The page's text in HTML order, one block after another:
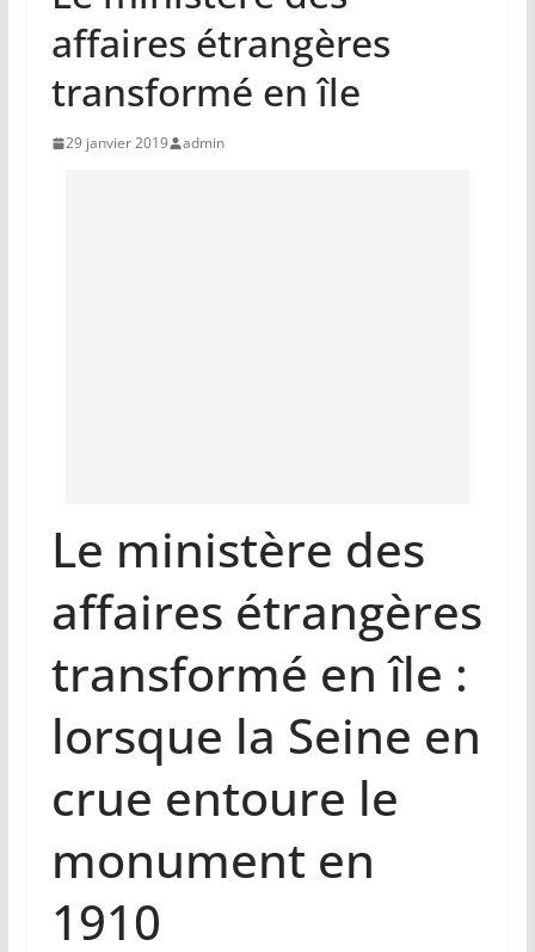
affaires étrangères
transformé en île
29 janvier 2019 admin
Le ministère des
affaires étrangères
transformé en île :
lorsque la Seine en
crue entoure le
monument en
1910